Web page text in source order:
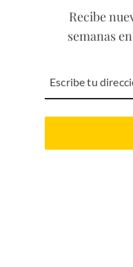
Recibe
semanas